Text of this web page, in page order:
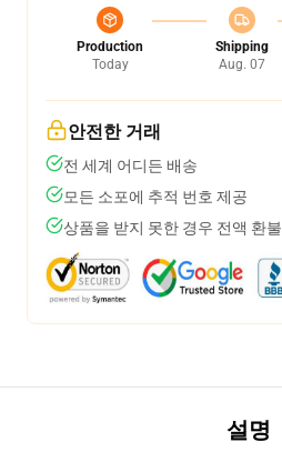
Production
Today
Shipping
Aug. 07
안전한 거래
전 세계 어디든 배송
모든 소포에 추적 번호 제공
상품을 받지 못한 경우 전액 환불
설명